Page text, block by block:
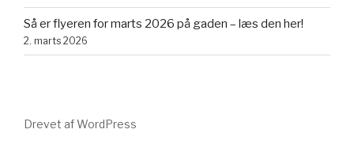
Så er flyeren for marts 2026 på gaden – læs den her!
2. marts 2026
Drevet af WordPress